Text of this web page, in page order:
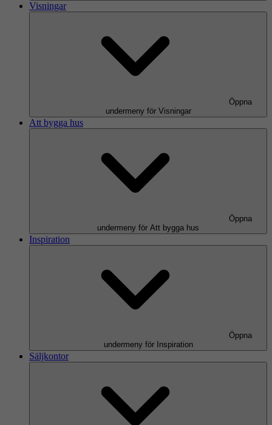
Visningar
Öppna
undermeny för Visningar
Att bygga hus
Öppna
undermeny för Att bygga hus
Inspiration
Öppna
undermeny för Inspiration
Säljkontor